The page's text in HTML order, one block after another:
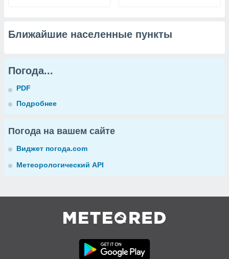
Ближайшие населенные пункты
Погода...
PDF
Подробнее
Погода на вашем сайте
Виджет погода.com
Метеорологический API